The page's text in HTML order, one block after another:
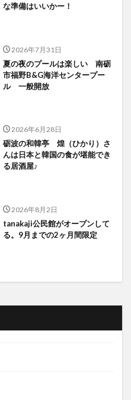
な準備はいいかー！
2026年7月31日
夏の夜のプールは楽しい 南砺
市福野B&G海洋センタープー
ル 一般開放
2026年6月28日
砺波の和韓亭 煌（ひかり）さ
んは日本と韓国の食が堪能でき
る居酒屋♪
2026年8月2日
tanakaji公民館がオープンして
る。9月までの2ヶ月間限定